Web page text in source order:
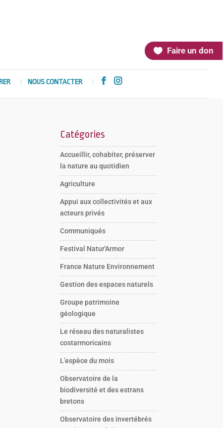
Faire un don
NOUS CONTACTER  
Catégories
Accueillir, cohabiter, préserver
la nature au quotidien
Agriculture
Appui aux collectivités et aux
acteurs privés
Communiqués
Festival Natur'Armor
France Nature Environnement
Gestion des espaces naturels
Groupe patrimoine
géologique
Le réseau des naturalistes
costarmoricains
L’espèce du mois
Observatoire de la
biodiversité et des estrans
bretons
Observatoire des invertébrés